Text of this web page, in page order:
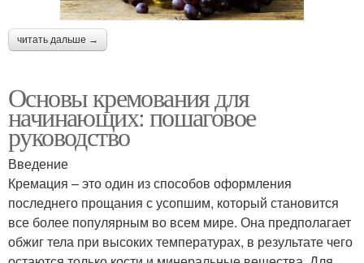
читать дальше →
Основы кремования для
начинающих: пошаговое
руководство
Введение
Кремация – это один из способов оформления
последнего прощания с усопшим, который становится
все более популярным во всем мире. Она предполагает
обжиг тела при высоких температурах, в результате чего